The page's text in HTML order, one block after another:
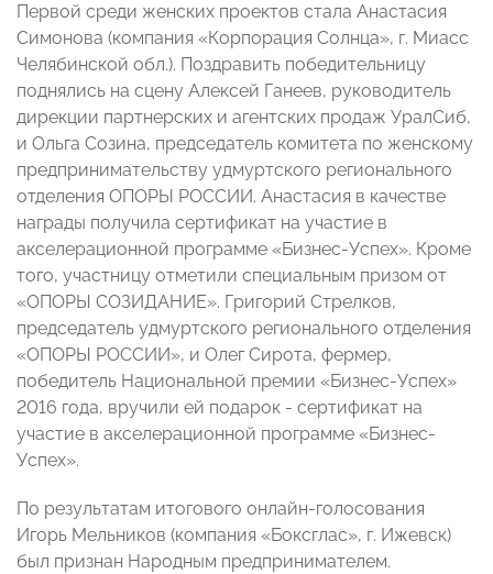
Первой среди женских проектов стала Анастасия
Симонова (компания «Корпорация Солнца», г. Миасс
Челябинской обл.). Поздравить победительницу
поднялись на сцену Алексей Ганеев, руководитель
дирекции партнерских и агентских продаж УралСиб,
и Ольга Созина, председатель комитета по женскому
предпринимательству удмуртского регионального
отделения ОПОРЫ РОССИИ. Анастасия в качестве
награды получила сертификат на участие в
акселерационной программе «Бизнес-Успех». Кроме
того, участницу отметили специальным призом от
«ОПОРЫ СОЗИДАНИЕ». Григорий Стрелков,
председатель удмуртского регионального отделения
«ОПОРЫ РОССИИ», и Олег Сирота, фермер,
победитель Национальной премии «Бизнес-Успех»
2016 года, вручили ей подарок - сертификат на
участие в акселерационной программе «Бизнес-
Успех».
По результатам итогового онлайн-голосования
Игорь Мельников (компания «Боксглас», г. Ижевск)
был признан Народным предпринимателем.